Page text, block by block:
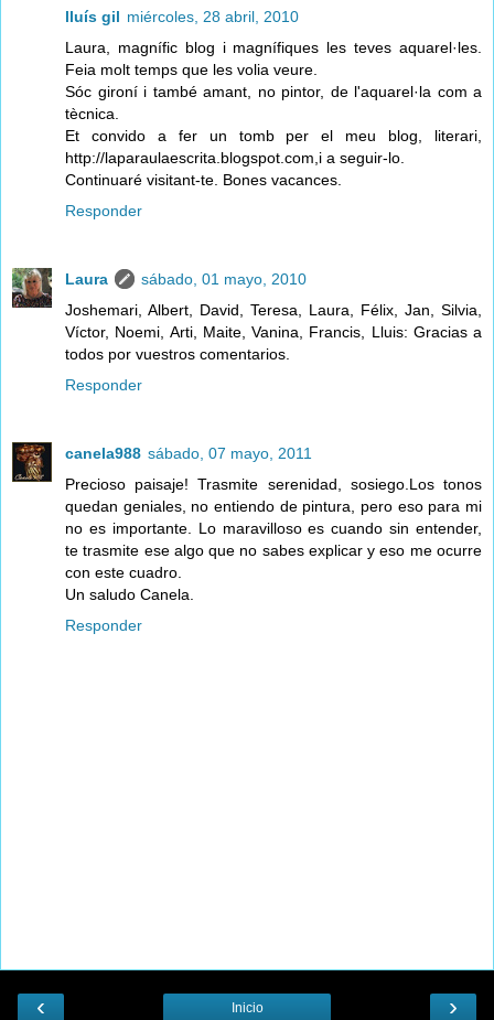
lluís gil miércoles, 28 abril, 2010
Laura, magnífic blog i magnífiques les teves aquarel·les.
Feia molt temps que les volia veure.
Sóc gironí i també amant, no pintor, de l'aquarel·la com a
tècnica.
Et convido a fer un tomb per el meu blog, literari,
http://laparaulaescrita.blogspot.com,i a seguir-lo.
Continuaré visitant-te. Bones vacances.
Responder
Laura
sábado, 01 mayo, 2010
Joshemari, Albert, David, Teresa, Laura, Félix, Jan, Silvia,
Víctor, Noemi, Arti, Maite, Vanina, Francis, Lluis: Gracias a
todos por vuestros comentarios.
Responder
canela988 sábado, 07 mayo, 2011
Precioso paisaje! Trasmite serenidad, sosiego.Los tonos
quedan geniales, no entiendo de pintura, pero eso para mi
no es importante. Lo maravilloso es cuando sin entender,
te trasmite ese algo que no sabes explicar y eso me ocurre
con este cuadro.
Un saludo Canela.
Responder
‹ ›
Inicio